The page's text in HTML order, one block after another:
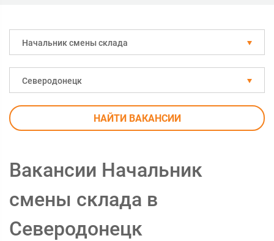
Начальник смены склада
Северодонецк
НАЙТИ ВАКАНСИИ
Вакансии Начальник
смены склада в
Северодонецк